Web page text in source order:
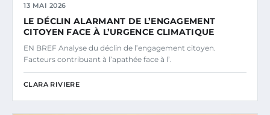
13 MAI 2026
LE DÉCLIN ALARMANT DE L’ENGAGEMENT
CITOYEN FACE À L’URGENCE CLIMATIQUE
EN BREF Analyse du déclin de l’engagement citoyen.
Facteurs contribuant à l’apathée face à l’.
CLARA RIVIERE